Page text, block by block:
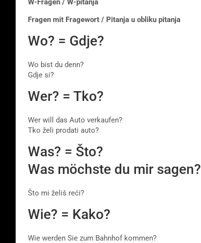
W-Fragen / W-pitanja
Fragen mit Fragewort / Pitanja u obliku pitanja
Wo? = Gdje?
Wo bist du denn?
Gdje si?
Wer? = Tko?
Wer will das Auto verkaufen?
Tko želi prodati auto?
Was? = Što?
Was möchste du mir sagen?
Što mi želiš reći?
Wie? = Kako?
Wie werden Sie zum Bahnhof kommen?